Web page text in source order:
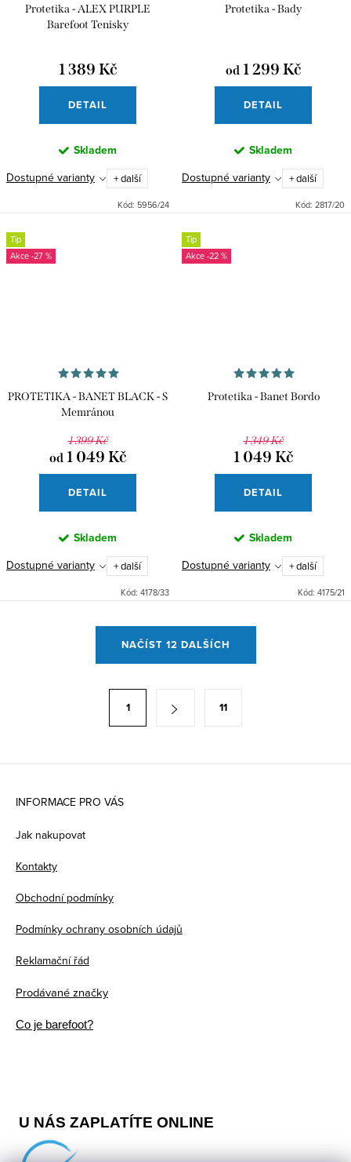
Protetika - ALEX PURPLE
Barefoot Tenisky
1 389 Kč
DETAIL
Skladem
Dostupné varianty
+ další
Kód: 5956/24
Protetika - Bady
od1 299 Kč
DETAIL
Skladem
Dostupné varianty
+ další
Kód: 2817/20
Tip
-27 %
PROTETIKA - BANET BLACK - S
Memránou
1 399 Kč
od1 049 Kč
DETAIL
Skladem
Dostupné varianty
+ další
Kód: 4178/33
Tip
-22 %
Protetika - Banet Bordo
1 349 Kč
1 049 Kč
DETAIL
Skladem
Dostupné varianty
+ další
Kód: 4175/21
v
v
p
u
NAČÍST 12 DALŠÍCH
k
v
1 11
INFORMACE PRO VÁS
Jak nakupovat
Kontakty
Obchodní podmínky
Podmínky ochrany osobních údajů
Reklamační řád
Prodávané značky
Co je barefoot?
U NÁS ZAPLATÍTE ONLINE